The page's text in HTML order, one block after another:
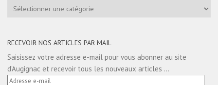
Articles
RECEVOIR NOS ARTICLES PAR MAIL
Saisissez votre adresse e-mail pour vous abonner au site
d'Augignac et recevoir tous les nouveaux articles ...
Adresse